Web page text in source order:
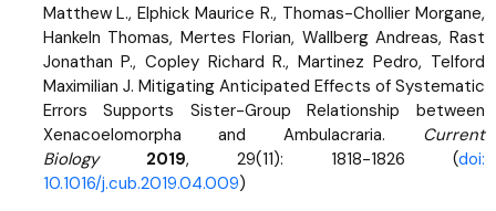
Matthew L., Elphick Maurice R., Thomas-Chollier Morgane,
Hankeln Thomas, Mertes Florian, Wallberg Andreas, Rast
Jonathan P., Copley Richard R., Martinez Pedro, Telford
Maximilian J. Mitigating Anticipated Effects of Systematic
Errors Supports Sister-Group Relationship between
Xenacoelomorpha and Ambulacraria. Current
Biology
2019, 29(11): 1818-1826 (doi:
10.1016/j.cub.2019.04.009)